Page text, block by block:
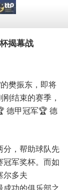
揭幕战
樊振东，即将
结束的赛季，
德甲冠军🏆 德
分，帮助球队先
冠军奖杯。而如
尔多夫